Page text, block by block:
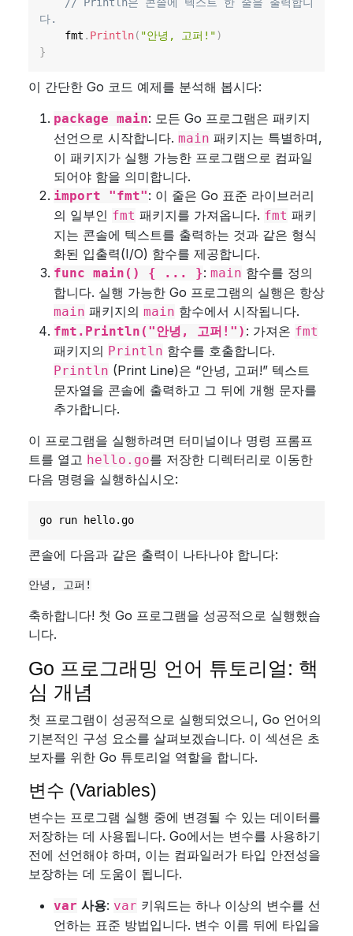
다.
    fmt
. Println( "안녕, 고퍼!")
}
이 간단한 Go 코드 예제를 분석해 봅시다:
package main: 모든 Go 프로그램은 패키지
선언으로 시작합니다. main 패키지는 특별하며,
이 패키지가 실행 가능한 프로그램으로 컴파일
되어야 함을 의미합니다.
import "fmt": 이 줄은 Go 표준 라이브러리
의 일부인 fmt 패키지를 가져옵니다. fmt 패키
지는 콘솔에 텍스트를 출력하는 것과 같은 형식
화된 입출력(I/O) 함수를 제공합니다.
func main() { ... }: main 함수를 정의
합니다. 실행 가능한 Go 프로그램의 실행은 항상
main 패키지의 main 함수에서 시작됩니다.
fmt.Println("안녕, 고퍼!") : 가져온 fmt
패키지의 Println 함수를 호출합니다.
Println (Print Line)은 “안녕, 고퍼!” 텍스트
문자열을 콘솔에 출력하고 그 뒤에 개행 문자를
추가합니다.
이 프로그램을 실행하려면 터미널이나 명령 프롬프
트를 열고 hello.go를 저장한 디렉터리로 이동한
다음 명령을 실행하십시오:
콘솔에 다음과 같은 출력이 나타나야 합니다:
축하합니다! 첫 Go 프로그램을 성공적으로 실행했습
니다.
Go 프로그래밍 언어 튜토리얼: 핵
심 개념
첫 프로그램이 성공적으로 실행되었으니, Go 언어의
기본적인 구성 요소를 살펴보겠습니다. 이 섹션은 초
보자를 위한 Go 튜토리얼 역할을 합니다.
변수 (Variables)
변수는 프로그램 실행 중에 변경될 수 있는 데이터를
저장하는 데 사용됩니다. Go에서는 변수를 사용하기
전에 선언해야 하며, 이는 컴파일러가 타입 안전성을
보장하는 데 도움이 됩니다.
var 사용: var 키워드는 하나 이상의 변수를 선
언하는 표준 방법입니다. 변수 이름 뒤에 타입을